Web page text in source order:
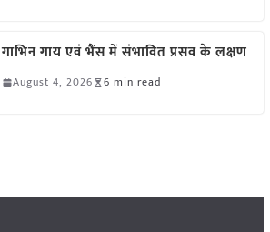
गाभिन गाय एवं भैंस में संभावित प्रसव के लक्षण
August 4, 2026 6 min read